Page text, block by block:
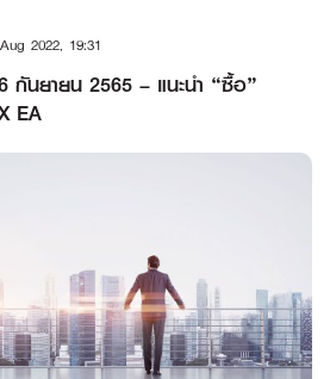
2022, 19:31
นยายน 2565 – แนะนำ “ซื้อ”
EA